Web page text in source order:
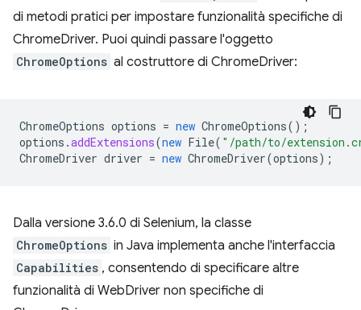
di metodi pratici per impostare funzionalità specifiche di
ChromeDriver. Puoi quindi passare l'oggetto
ChromeOptions al costruttore di ChromeDriver:
ChromeOptions options = new ChromeOptions();
options .addExtensions(new File( "/path/to/
ChromeDriver driver = new ChromeDriver(options);
Dalla versione 3.6.0 di Selenium, la classe
ChromeOptions in Java implementa anche l'interfaccia
Capabilities , consentendo di specificare altre
funzionalità di WebDriver non specifiche di